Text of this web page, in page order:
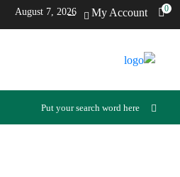
0
My Account
August 7, 2026